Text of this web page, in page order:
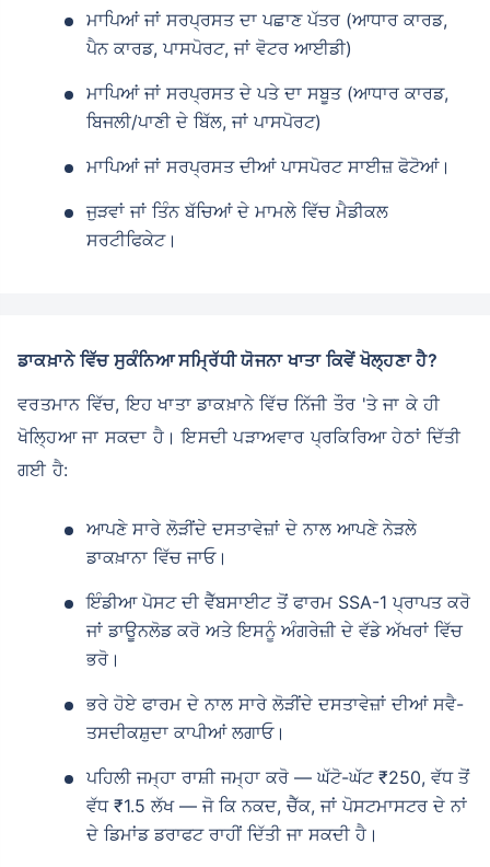
ਮਾਪਿਆਂ ਜਾਂ ਸਰਪ੍ਰਸਤ ਦਾ ਪਛਾਣ ਪੱਤਰ (ਆਧਾਰ ਕਾਰਡ,
ਪੈਨ ਕਾਰਡ, ਪਾਸਪੋਰਟ, ਜਾਂ ਵੋਟਰ ਆਈਡੀ)
ਮਾਪਿਆਂ ਜਾਂ ਸਰਪ੍ਰਸਤ ਦੇ ਪਤੇ ਦਾ ਸਬੂਤ (ਆਧਾਰ ਕਾਰਡ,
ਬਿਜਲੀ/ਪਾਣੀ ਦੇ ਬਿੱਲ, ਜਾਂ ਪਾਸਪੋਰਟ)
ਮਾਪਿਆਂ ਜਾਂ ਸਰਪ੍ਰਸਤ ਦੀਆਂ ਪਾਸਪੋਰਟ ਸਾਈਜ਼ ਫੋਟੋਆਂ।
ਜੁੜਵਾਂ ਜਾਂ ਤਿੰਨ ਬੱਚਿਆਂ ਦੇ ਮਾਮਲੇ ਵਿੱਚ ਮੈਡੀਕਲ
ਸਰਟੀਫਿਕੇਟ।
ਡਾਕਖ਼ਾਨੇ ਵਿੱਚ ਸੁਕੰਨਿਆ ਸਮ੍ਰਿੱਧੀ ਯੋਜਨਾ ਖਾਤਾ ਕਿਵੇਂ ਖੋਲ੍ਹਣਾ ਹੈ?
ਵਰਤਮਾਨ ਵਿੱਚ, ਇਹ ਖਾਤਾ ਡਾਕਖ਼ਾਨੇ ਵਿੱਚ ਨਿੱਜੀ ਤੌਰ 'ਤੇ ਜਾ ਕੇ ਹੀ
ਖੋਲ੍ਹਿਆ ਜਾ ਸਕਦਾ ਹੈ। ਇਸਦੀ ਪੜਾਅਵਾਰ ਪ੍ਰਕਿਰਿਆ ਹੇਠਾਂ ਦਿੱਤੀ
ਗਈ ਹੈ:
ਆਪਣੇ ਸਾਰੇ ਲੋੜੀਂਦੇ ਦਸਤਾਵੇਜ਼ਾਂ ਦੇ ਨਾਲ ਆਪਣੇ ਨੇੜਲੇ
ਡਾਕਖ਼ਾਨਾ ਵਿੱਚ ਜਾਓ।
ਇੰਡੀਆ ਪੋਸਟ ਦੀ ਵੈੱਬਸਾਈਟ ਤੋਂ ਫਾਰਮ SSA-1 ਪ੍ਰਾਪਤ ਕਰੋ
ਜਾਂ ਡਾਊਨਲੋਡ ਕਰੋ ਅਤੇ ਇਸਨੂੰ ਅੰਗਰੇਜ਼ੀ ਦੇ ਵੱਡੇ ਅੱਖਰਾਂ ਵਿੱਚ
ਭਰੋ।
ਭਰੇ ਹੋਏ ਫਾਰਮ ਦੇ ਨਾਲ ਸਾਰੇ ਲੋੜੀਂਦੇ ਦਸਤਾਵੇਜ਼ਾਂ ਦੀਆਂ ਸਵੈ-
ਤਸਦੀਕਸ਼ੁਦਾ ਕਾਪੀਆਂ ਲਗਾਓ।
ਪਹਿਲੀ ਜਮ੍ਹਾ ਰਾਸ਼ੀ ਜਮ੍ਹਾ ਕਰੋ — ਘੱਟੋ-ਘੱਟ ₹250, ਵੱਧ ਤੋਂ
ਵੱਧ ₹1.5 ਲੱਖ — ਜੋ ਕਿ ਨਕਦ, ਚੈੱਕ, ਜਾਂ ਪੋਸਟਮਾਸਟਰ ਦੇ ਨਾਂ
ਦੇ ਡਿਮਾਂਡ ਡਰਾਫਟ ਰਾਹੀਂ ਦਿੱਤੀ ਜਾ ਸਕਦੀ ਹੈ।